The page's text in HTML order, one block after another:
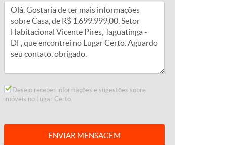
Desejo receber informações e sugestões sobre
imóveis no Lugar Certo.
ENVIAR MENSAGEM